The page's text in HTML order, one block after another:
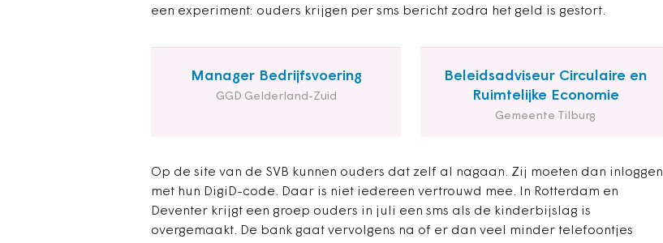
een experiment: ouders krijgen per sms bericht zodra het geld is gestort.
Manager Bedrijfsvoering
GGD Gelderland-Zuid
Beleidsadviseur Circulaire en
Ruimtelijke Economie
Gemeente Tilburg
Op de site van de SVB kunnen ouders dat zelf al nagaan. Zij moeten dan inloggen
met hun DigiD-code. Daar is niet iedereen vertrouwd mee. In Rotterdam en
Deventer krijgt een groep ouders in juli een sms als de kinderbijslag is
overgemaakt. De bank gaat vervolgens na of er dan veel minder telefoontjes